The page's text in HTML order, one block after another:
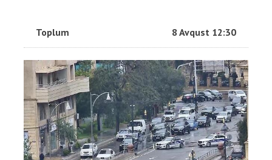
Toplum 8 Avqust 12:30